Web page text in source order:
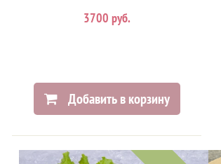
3700 руб.
Добавить в корзину